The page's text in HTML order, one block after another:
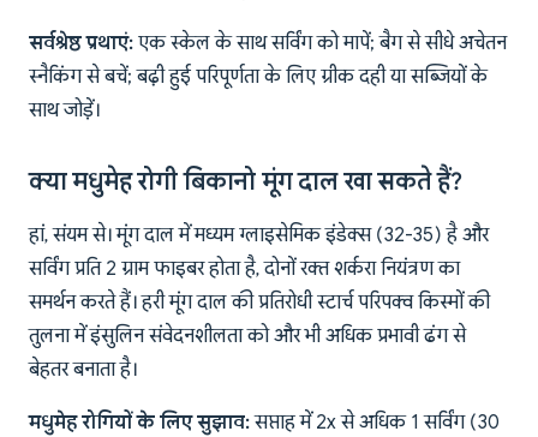
सर्वश्रेष्ठ प्रथाएं: एक स्केल के साथ सर्विंग को मापें; बैग से सीधे अचेतन
स्नैकिंग से बचें; बढ़ी हुई परिपूर्णता के लिए ग्रीक दही या सब्जियों के
साथ जोड़ें।
क्या मधुमेह रोगी बिकानो मूंग दाल खा सकते हैं?
हां, संयम से। मूंग दाल में मध्यम ग्लाइसेमिक इंडेक्स (32-35) है और
सर्विंग प्रति 2 ग्राम फाइबर होता है, दोनों रक्त शर्करा नियंत्रण का
समर्थन करते हैं। हरी मूंग दाल की प्रतिरोधी स्टार्च परिपक्व किस्मों की
तुलना में इंसुलिन संवेदनशीलता को और भी अधिक प्रभावी ढंग से
बेहतर बनाता है।
मधुमेह रोगियों के लिए सुझाव:सप्ताह में 2x से अधिक 1 सर्विंग (30